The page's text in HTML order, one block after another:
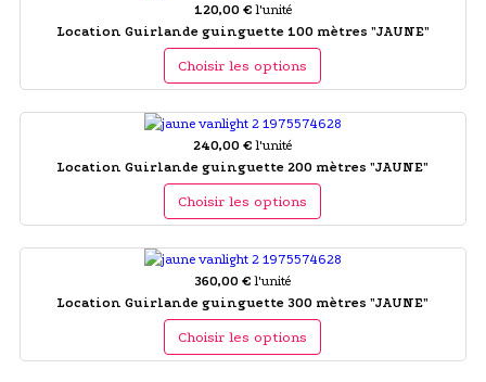
120,00 € l'unité
Location Guirlande guinguette 100 mètres "JAUNE"
Choisir les options
240,00 € l'unité
Location Guirlande guinguette 200 mètres "JAUNE"
Choisir les options
360,00 € l'unité
Location Guirlande guinguette 300 mètres "JAUNE"
Choisir les options